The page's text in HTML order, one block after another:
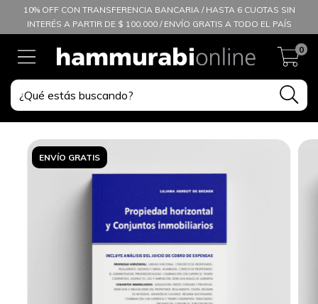
10% OFF CON TRANSFERENCIA BANCARIA / HASTA 6 CUOTAS SIN
INTERÉS A PARTIR DE $ 100.000 / ENVÍO GRATIS A TODO EL PAÍS
0
ENVÍO GRATIS